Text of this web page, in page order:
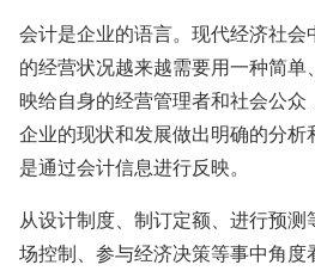
会计是企业的语言。现代经济社会
的经营状况越来越需要用一种简
映给自身的经营管理者和社会公
企业的现状和发展做出明确的分
是通过会计信息进行反映。
从设计制度、制订定额、进行预
场控制、参与经济决策等事中角